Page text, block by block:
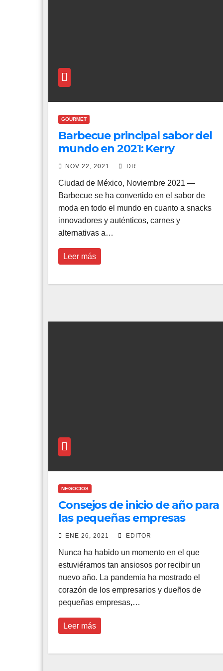
GOURMET
Barbecue principal sabor del
mundo en 2021: Kerry
NOV 22, 2021 DR
Ciudad de México, Noviembre 2021 —
Barbecue se ha convertido en el sabor de
moda en todo el mundo en cuanto a snacks
innovadores y auténticos, carnes y
alternativas a…
Leer más
NEGOCIOS
Consejos de inicio de año para
las pequeñas empresas
ENE 26, 2021 EDITOR
Nunca ha habido un momento en el que
estuviéramos tan ansiosos por recibir un
nuevo año. La pandemia ha mostrado el
corazón de los empresarios y dueños de
pequeñas empresas,…
Leer más